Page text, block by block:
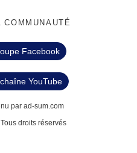
Facebook
YouTube
par ad-sum.com
droits réservés